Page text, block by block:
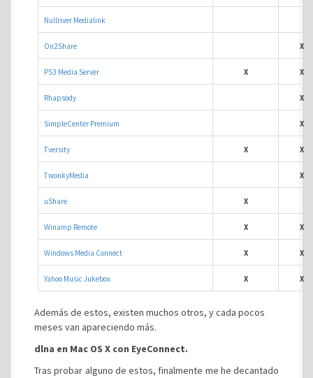
Nullriver Medialink
On2Share X
PS3 Media Server X X
Rhapsody X
SimpleCenter Premium X
Tversity X X
TwonkyMedia X
uShare X
Winamp Remote X X
Windows Media Connect X X
Yahoo Music Jukebox X X
Además de estos, existen muchos otros, y cada pocos
meses van apareciendo más.
dlna en Mac OS X con EyeConnect.
Tras probar alguno de estos, finalmente me he decantado